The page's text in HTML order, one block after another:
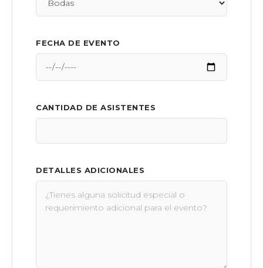
FECHA DE EVENTO
CANTIDAD DE ASISTENTES
DETALLES ADICIONALES